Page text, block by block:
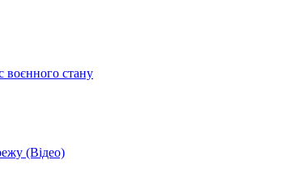
воєнного стану
(Відео)